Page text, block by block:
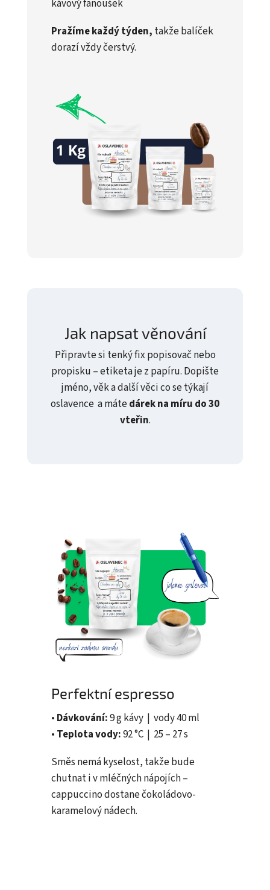
kávový fanoušek
Pražíme každý týden, takže balíček
dorazí vždy čerstvý.
Jak napsat věnování
Připravte si tenký fix popisovač nebo
propisku – etiketa je z papíru. Dopište
jméno, věk a další věci co se týkají
oslavence a mátedárek na míru do 30
vteřin.
Perfektní espresso
• Dávkování:9 g kávy | vody 40 ml
• Teplota vody:92 °C | 25 – 27 s
Směs nemá kyselost, takže bude
chutnat i v mléčných nápojích –
cappuccino dostane čokoládovo-
karamelový nádech.